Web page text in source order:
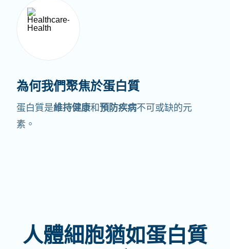
為何我們聚焦於蛋白質
蛋白質是維持健康和預防疾病不可或缺的元
素。
人體細胞猶如蛋白質